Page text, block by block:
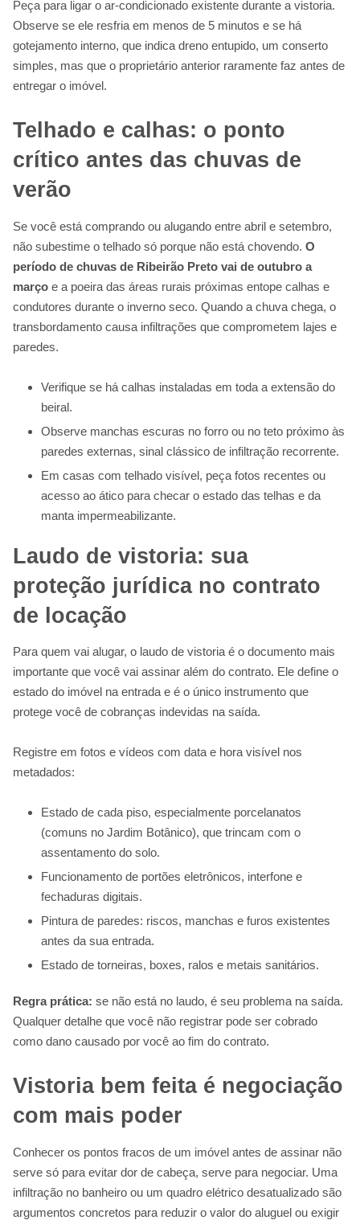
Peça para ligar o ar-condicionado existente durante a vistoria.
Observe se ele resfria em menos de 5 minutos e se há
gotejamento interno, que indica dreno entupido, um conserto
simples, mas que o proprietário anterior raramente faz antes de
entregar o imóvel.
Telhado e calhas: o ponto
crítico antes das chuvas de
verão
Se você está comprando ou alugando entre abril e setembro,
não subestime o telhado só porque não está chovendo. O
período de chuvas de Ribeirão Preto vai de outubro a
março e a poeira das áreas rurais próximas entope calhas e
condutores durante o inverno seco. Quando a chuva chega, o
transbordamento causa infiltrações que comprometem lajes e
paredes.
Verifique se há calhas instaladas em toda a extensão do
beiral.
Observe manchas escuras no forro ou no teto próximo às
paredes externas, sinal clássico de infiltração recorrente.
Em casas com telhado visível, peça fotos recentes ou
acesso ao ático para checar o estado das telhas e da
manta impermeabilizante.
Laudo de vistoria: sua
proteção jurídica no contrato
de locação
Para quem vai alugar, o laudo de vistoria é o documento mais
importante que você vai assinar além do contrato. Ele define o
estado do imóvel na entrada e é o único instrumento que
protege você de cobranças indevidas na saída.
Registre em fotos e vídeos com data e hora visível nos
metadados:
Estado de cada piso, especialmente porcelanatos
(comuns no Jardim Botânico), que trincam com o
assentamento do solo.
Funcionamento de portões eletrônicos, interfone e
fechaduras digitais.
Pintura de paredes: riscos, manchas e furos existentes
antes da sua entrada.
Estado de torneiras, boxes, ralos e metais sanitários.
Regra prática: se não está no laudo, é seu problema na saída.
Qualquer detalhe que você não registrar pode ser cobrado
como dano causado por você ao fim do contrato.
Vistoria bem feita é negociação
com mais poder
Conhecer os pontos fracos de um imóvel antes de assinar não
serve só para evitar dor de cabeça, serve para negociar. Uma
infiltração no banheiro ou um quadro elétrico desatualizado são
argumentos concretos para reduzir o valor do aluguel ou exigir